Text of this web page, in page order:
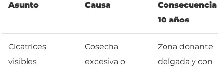
Asunto Causa
Consecuencia
10 años
Cicatrices
visibles
Cosecha
excesiva o
Zona donante
delgada y con